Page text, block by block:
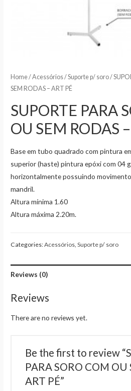
Home/Acessórios/Suporte p/ soro/
SEM RODAS – ART PÉ
SUPORTE PARA
OU SEM RODAS
Base em tubo quadrado com pintura
superior (haste) pintura epóxi com 04
horizontalmente possuindo
mandril.
Altura mínima 1.60
Altura máxima 2.20m.
Categories:Acessórios ,Suporte p/ soro
Reviews (0)
Reviews
There are no reviews yet.
Be the first to review
PARA SORO COM OU
ART PÉ”